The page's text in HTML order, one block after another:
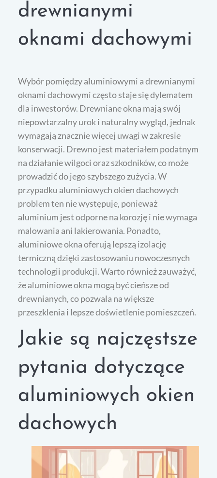
drewnianymi
oknami dachowymi
Wybór pomiędzy aluminiowymi a drewnianymi
oknami dachowymi często staje się dylematem
dla inwestorów. Drewniane okna mają swój
niepowtarzalny urok i naturalny wygląd, jednak
wymagają znacznie więcej uwagi w zakresie
konserwacji. Drewno jest materiałem podatnym
na działanie wilgoci oraz szkodników, co może
prowadzić do jego szybszego zużycia. W
przypadku aluminiowych okien dachowych
problem ten nie występuje, ponieważ
aluminium jest odporne na korozję i nie wymaga
malowania ani lakierowania. Ponadto,
aluminiowe okna oferują lepszą izolację
termiczną dzięki zastosowaniu nowoczesnych
technologii produkcji. Warto również zauważyć,
że aluminiowe okna mogą być cieńsze od
drewnianych, co pozwala na większe
przeszklenia i lepsze doświetlenie pomieszczeń.
Jakie są najczęstsze
pytania dotyczące
aluminiowych okien
dachowych